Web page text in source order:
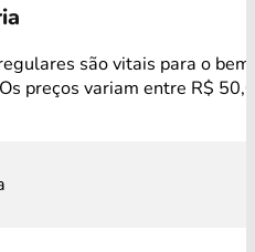
são vitais para o
preços variam entre R$